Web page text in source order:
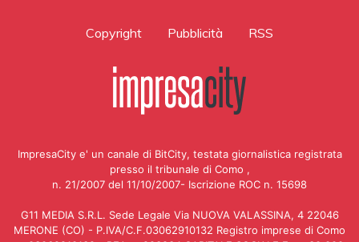
Copyright Pubblicità RSS
ImpresaCity e' un canale di BitCity, testata giornalistica registrata
presso il tribunale di Como ,
n. 21/2007 del 11/10/2007- Iscrizione ROC n. 15698
G11 MEDIA S.R.L. Sede Legale Via NUOVA VALASSINA, 4 22046
MERONE (CO) - P.IVA/C.F.03062910132 Registro imprese di Como